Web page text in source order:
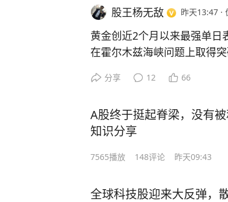
#黄金价格波动对经济有何影
股王杨无敌 昨天13:47 ·
黄金创近2个月以来最强单
在霍尔木兹海峡问题上取得
就业数据，美国7月ADP就业
温，黄金借助地缘局势缓和
最强单日涨幅。
#黄金价格突破新高你还会买
分享 12 66
A股终于挺起脊梁，没有
知识分享
7565播放 148评论 昨天09:43
全球科技股迎来大反弹，